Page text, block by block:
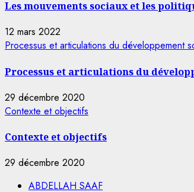
Les mouvements sociaux et les
12 mars 2022
Processus et articulations du développement
Processus et articulations du
29 décembre 2020
Contexte et objectifs
Contexte et objectifs
29 décembre 2020
ABDELLAH SAAF